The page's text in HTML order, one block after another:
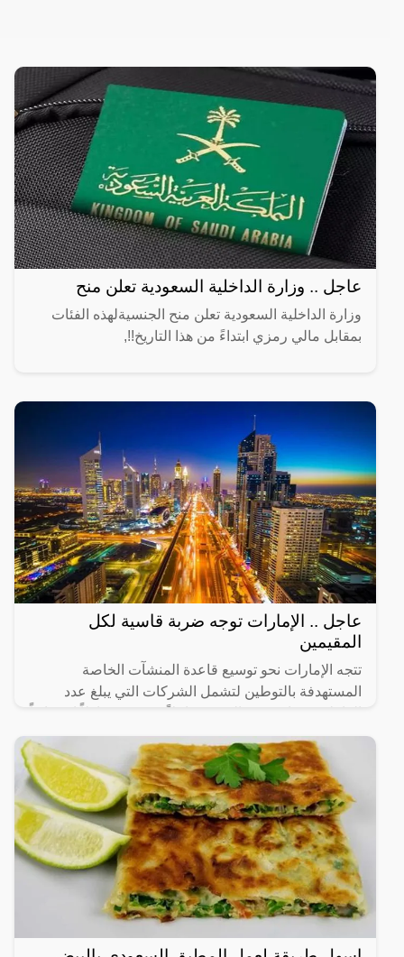
عاجل .. وزارة الداخلية السعودية تعلن منح
وزارة الداخلية السعودية تعلن منح الجنسيةلهذه الفئات
بمقابل مالي رمزي ابتداءً من هذا التاريخ!!,
عاجل .. الإمارات توجه ضربة قاسية لكل
المقيمين
تتجه الإمارات نحو توسيع قاعدة المنشآت الخاصة
المستهدفة بالتوطين لتشمل الشركات التي يبلغ عدد
رئيساً تم